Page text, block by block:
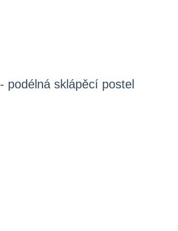
- podélná sklápěcí postel